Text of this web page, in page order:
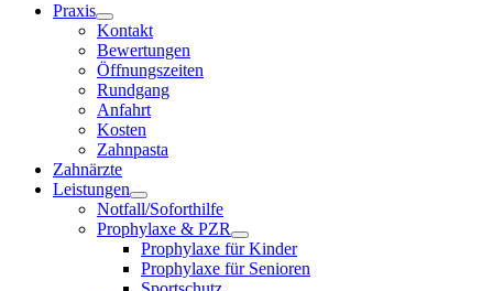
Praxis
Kontakt
Bewertungen
Öffnungszeiten
Rundgang
Anfahrt
Kosten
Zahnpasta
Zahnärzte
Leistungen
Notfall/Soforthilfe
Prophylaxe & PZR
Prophylaxe für Kinder
Prophylaxe für Senioren